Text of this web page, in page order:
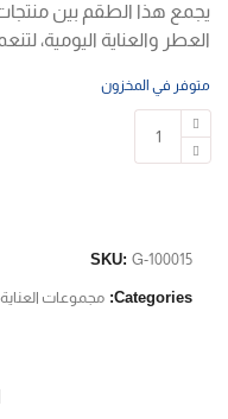
يجمع هذا الطقم بين منتجات
العطر والعناية اليومية،
متوفر في المخزون
SKU: G-100015
Categories: مجموعات